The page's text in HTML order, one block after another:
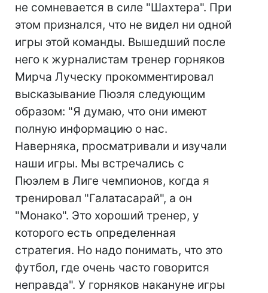
не сомневается в силе "Шахтера". При
этом признался, что не видел ни одной
игры этой команды. Вышедший после
него к журналистам тренер горняков
Мирча Луческу прокомментировал
высказывание Пюэля следующим
образом: "Я думаю, что они имеют
полную информацию о нас.
Наверняка, просматривали и изучали
наши игры. Мы встречались с
Пюэлем в Лиге чемпионов, когда я
тренировал "Галатасарай", а он
"Монако". Это хороший тренер, у
которого есть определенная
стратегия. Но надо понимать, что это
футбол, где очень часто говорится
неправда". У горняков накануне игры